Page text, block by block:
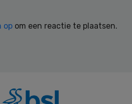
op om een reactie te plaatsen.